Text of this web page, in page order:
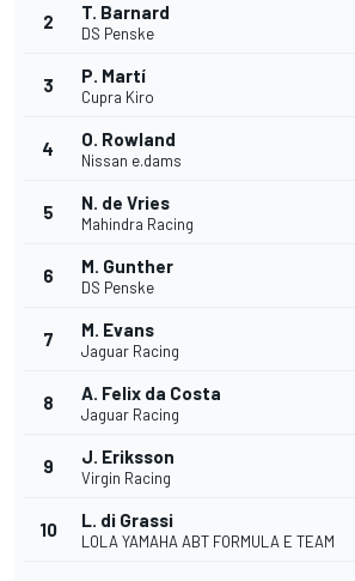
2 T. Barnard
DS Penske
3 P. Martí
Cupra Kiro
4 O. Rowland
Nissan e.dams
5 N. de Vries
Mahindra Racing
6 M. Gunther
DS Penske
7 M. Evans
Jaguar Racing
8 A. Felix da Costa
Jaguar Racing
9 J. Eriksson
Virgin Racing
10 L. di Grassi
LOLA YAMAHA ABT FORMULA E TEAM